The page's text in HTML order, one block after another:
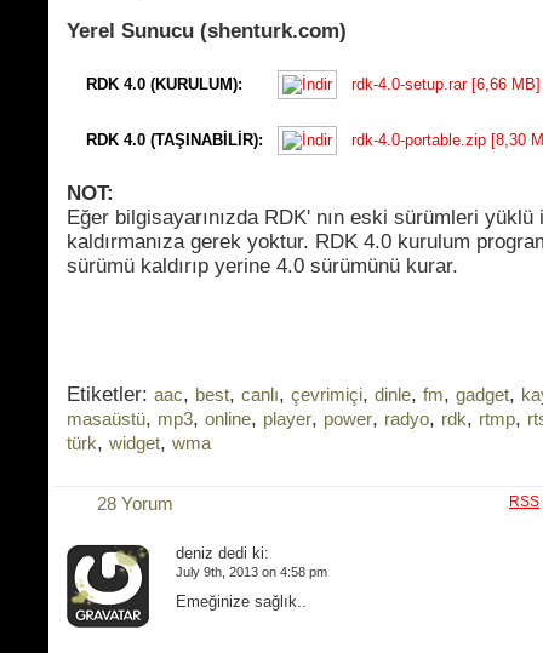
Yerel Sunucu (shenturk.com)
RDK 4.0 (KURULUM): rdk-4.0-setup.rar [6,66 MB]
RDK 4.0 (TAŞINABİLİR): rdk-4.0-portable.zip [8,30
NOT:
Eğer bilgisayarınızda RDK' nın eski sürümleri yüklü
kaldırmanıza gerek yoktur. RDK 4.0 kurulum
sürümü kaldırıp yerine 4.0 sürümünü kurar.
Etiketler: aac, best, canlı, çevrimiçi, dinle, fm, gadget,
masaüstü, mp3, online, player, power, radyo, rdk, rtmp,
türk, widget, wma
RSS
28 Yorum
deniz dedi ki:
July 9th, 2013 on 4:58 pm
Emeğinize sağlık..